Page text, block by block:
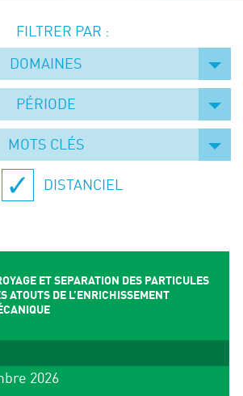
on Chain Transfer Catalysis for
– September 15 and 16, 2026
CONFERENCE ON GREEN
FILTRER PAR :
DOMAINES
PÉRIODE
MOTS CLÉS
DISTANCIEL
ET SEPARATION DES PARTICULES
ATOUTS DE L’ENRICHISSEMENT
2026